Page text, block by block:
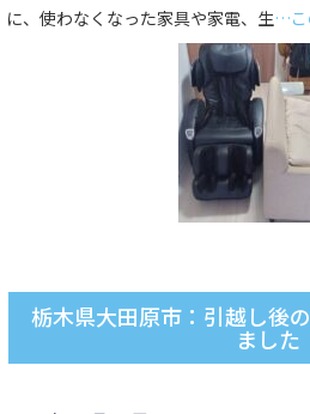
に、使わなくなった家具や家電、生…こ
栃木県大田原市：引越し後
ました